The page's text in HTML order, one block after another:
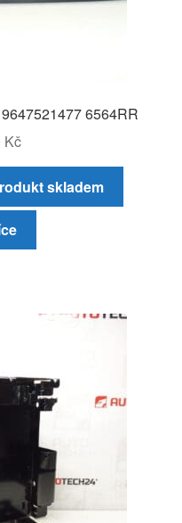
6564RR
Kč
skladem